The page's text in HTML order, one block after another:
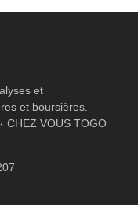
et
et boursières.
CHEZ VOUS TOGO